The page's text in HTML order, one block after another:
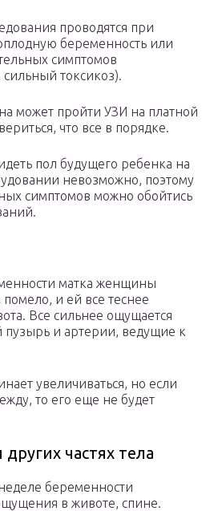
проводятся при
беременность или
симптомов
токсикоз).
может пройти УЗИ на платной
что все в порядке.
пол будущего ребенка на
невозможно, поэтому
симптомов можно обойтись
матка женщины
помело, и ей все теснее
Все сильнее ощущается
пузырь и артерии, ведущие к
увеличиваться, но если
то его еще не будет
частях тела
беременности
в животе, спине.